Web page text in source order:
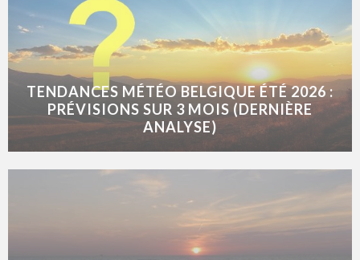
TENDANCES MÉTÉO BELGIQUE ÉTÉ 2026 :
PRÉVISIONS SUR 3 MOIS (DERNIÈRE
ANALYSE)